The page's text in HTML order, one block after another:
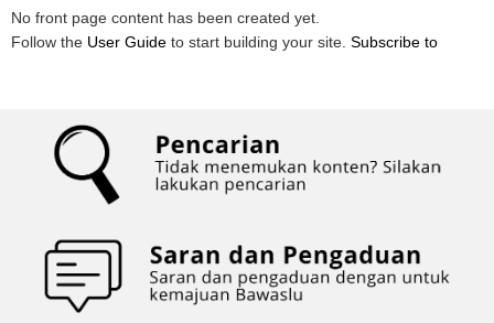
No front page content has been created yet.
Follow the User Guide to start building your site. Subscribe to